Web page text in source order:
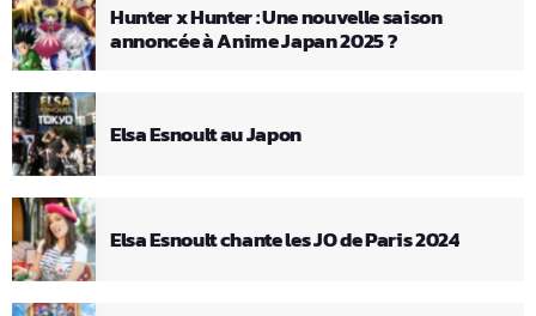
Hunter x Hunter : Une nouvelle saison
annoncée à Anime Japan 2025 ?
Elsa Esnoult au Japon
Elsa Esnoult chante les JO de Paris 2024